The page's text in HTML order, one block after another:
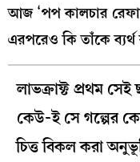
আজ ‘পপ কালচার
এরপরেও কি তাঁকে
লাভক্রাফ্ট প্রথম
কেউ-ই সে গল্পের
চিত্ত বিকল করা